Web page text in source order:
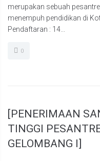
merupakan sebuah
menempuh pendidikan di
Pendaftaran : 14...
0
[PENERIMAAN
TINGGI
GELOMBANG I]